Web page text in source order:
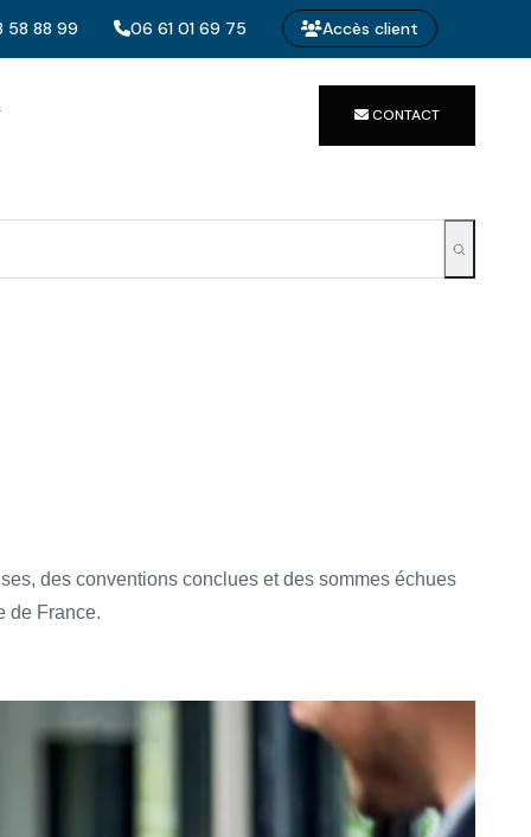
58 88 99 06 61 01 69 75 Accès client
CONTACT
des conventions conclues et des sommes échues
de France.